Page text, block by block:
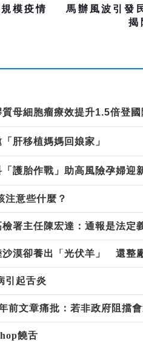
模疫情
馬辦風波引發
揭
母細胞瘤療效提升1.5倍登國
肝移植媽媽回娘家」
護胎作戰」助高風險孕婦迎
注意些什麼？
署主任陳宏達：通報是法定
漠卻養出「光伏羊」 還整
引起舌炎
文章痛批：若非政府阻擋會
饒舌